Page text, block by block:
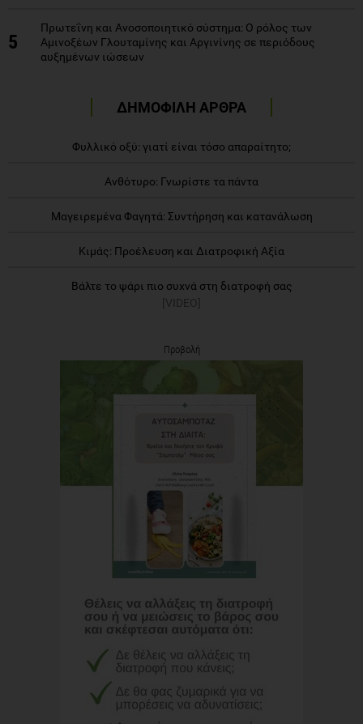
5
Πρωτεΐνη και Ανοσοποιητικό σύστημα: Ο ρόλος των
Αμινοξέων Γλουταμίνης και Αργινίνης σε περιόδους
αυξημένων ιώσεων
ΔΗΜΟΦΙΛΗ ΑΡΘΡΑ
Φυλλικό οξύ: γιατί είναι τόσο απαραίτητο;
Ανθότυρο: Γνωρίστε τα πάντα
Μαγειρεμένα Φαγητά: Συντήρηση και κατανάλωση
Κιμάς: Προέλευση και Διατροφική Αξία
Βάλτε το ψάρι πιο συχνά στη διατροφή σας
[VIDEO]
Προβολή